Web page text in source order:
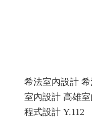
希法室內設計
室內設計 高雄
程式設計 Y.112